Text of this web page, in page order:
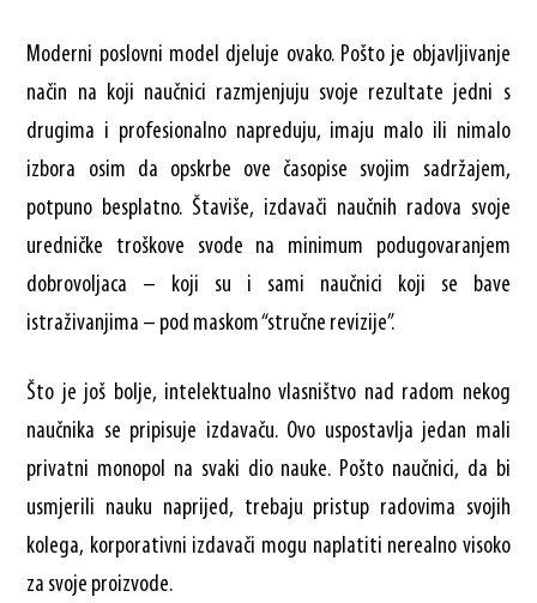
Moderni poslovni model djeluje ovako. Pošto je objavljivanje
način na koji naučnici razmjenjuju svoje rezultate jedni s
drugima i profesionalno napreduju, imaju malo ili nimalo
izbora osim da opskrbe ove časopise svojim sadržajem,
potpuno besplatno. Štaviše, izdavači naučnih radova svoje
uredničke troškove svode na minimum podugovaranjem
dobrovoljaca – koji su i sami naučnici koji se bave
istraživanjima – pod maskom “stručne revizije”.
Što je još bolje, intelektualno vlasništvo nad radom nekog
naučnika se pripisuje izdavaču. Ovo uspostavlja jedan mali
privatni monopol na svaki dio nauke. Pošto naučnici, da bi
usmjerili nauku naprijed, trebaju pristup radovima svojih
kolega, korporativni izdavači mogu naplatiti nerealno visoko
za svoje proizvode.